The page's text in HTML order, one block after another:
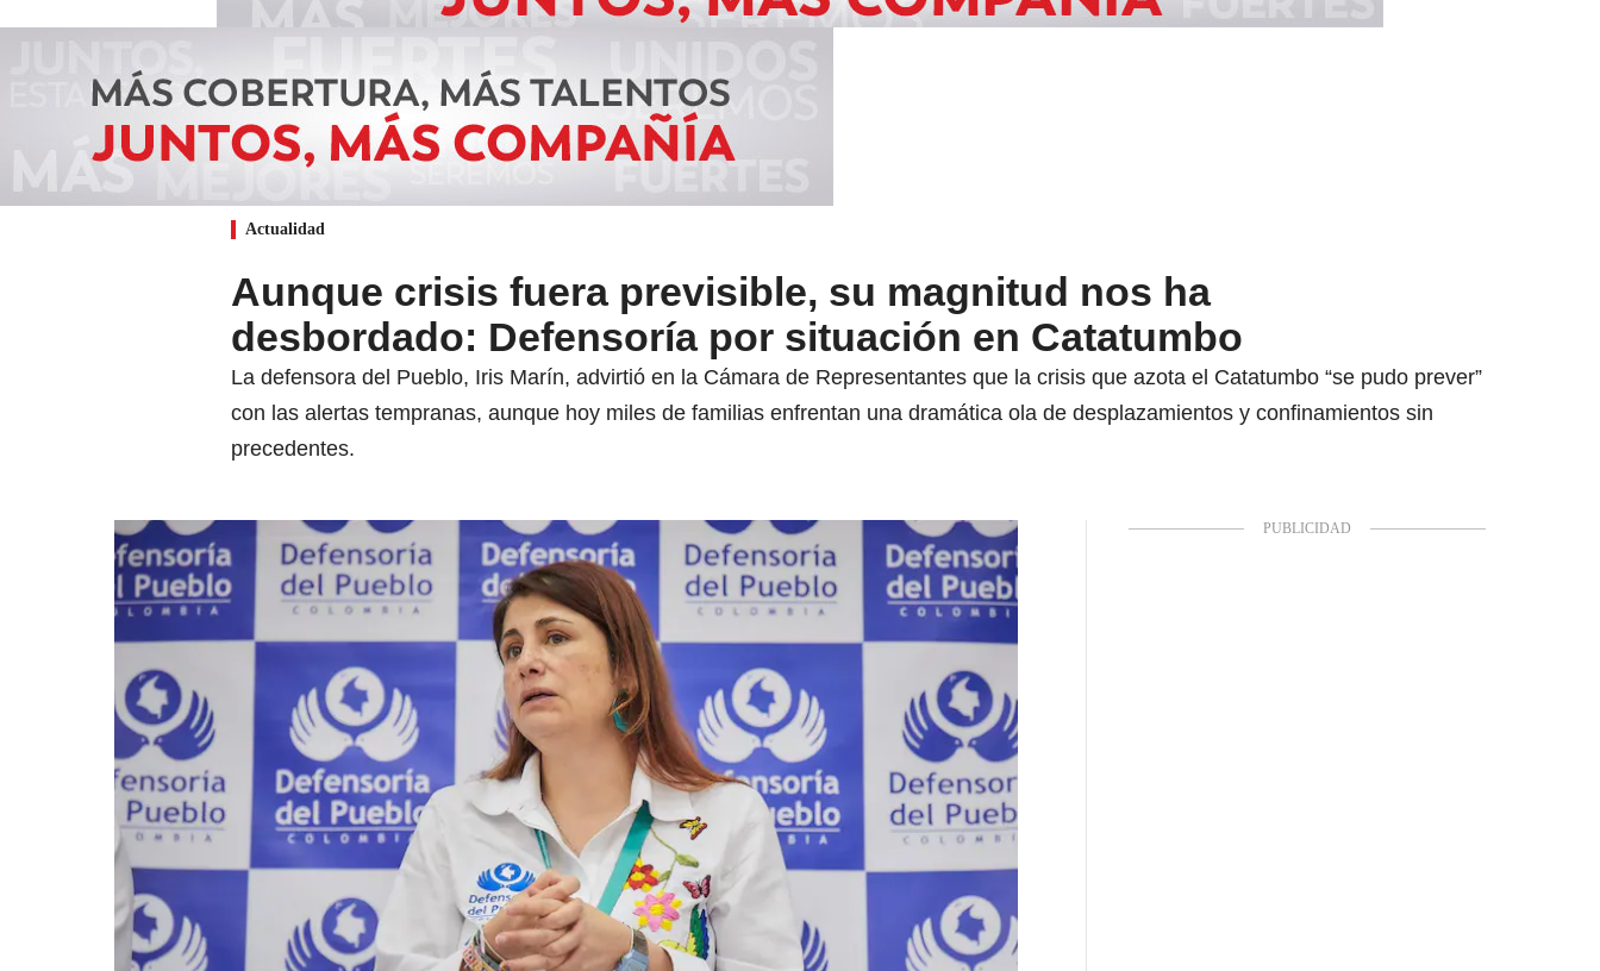
Actualidad
Aunque crisis fuera previsible, su magnitud nos ha
desbordado: Defensoría por situación en Catatumbo
La defensora del Pueblo, Iris Marín, advirtió en la Cámara de Representantes que la crisis que azota el Catatumbo “se pudo prever”
con las alertas tempranas, aunque hoy miles de familias enfrentan una dramática ola de desplazamientos y confinamientos sin
precedentes.